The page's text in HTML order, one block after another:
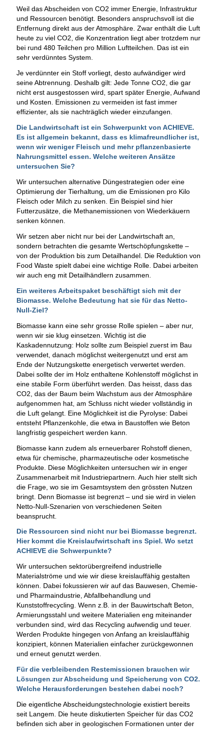
Weil das Abscheiden von CO2 immer Energie, Infrastruktur
und Ressourcen benötigt. Besonders anspruchsvoll ist die
Entfernung direkt aus der Atmosphäre. Zwar enthält die Luft
heute zu viel CO2, die Konzentration liegt aber trotzdem nur
bei rund 480 Teilchen pro Million Luftteilchen. Das ist ein
sehr verdünntes System.
Je verdünnter ein Stoff vorliegt, desto aufwändiger wird
seine Abtrennung. Deshalb gilt: Jede Tonne CO2, die gar
nicht erst ausgestossen wird, spart später Energie, Aufwand
und Kosten. Emissionen zu vermeiden ist fast immer
effizienter, als sie nachträglich wieder einzufangen.
Die Landwirtschaft ist ein Schwerpunkt von ACHIEVE.
Es ist allgemein bekannt, dass es klimafreundlicher ist,
wenn wir weniger Fleisch und mehr pflanzenbasierte
Nahrungsmittel essen. Welche weiteren Ansätze
untersuchen Sie?
Wir untersuchen alternative Düngestrategien oder eine
Optimierung der Tierhaltung, um die Emissionen pro Kilo
Fleisch oder Milch zu senken. Ein Beispiel sind hier
Futterzusätze, die Methanemissionen von Wiederkäuern
senken können.
Wir setzen aber nicht nur bei der Landwirtschaft an,
sondern betrachten die gesamte Wertschöpfungskette –
von der Produktion bis zum Detailhandel. Die Reduktion von
Food Waste spielt dabei eine wichtige Rolle. Dabei arbeiten
wir auch eng mit Detailhändlern zusammen.
Ein weiteres Arbeitspaket beschäftigt sich mit der
Biomasse. Welche Bedeutung hat sie für das Netto-
Null-Ziel?
Biomasse kann eine sehr grosse Rolle spielen – aber nur,
wenn wir sie klug einsetzen. Wichtig ist die
Kaskadennutzung: Holz sollte zum Beispiel zuerst im Bau
verwendet, danach möglichst weitergenutzt und erst am
Ende der Nutzungskette energetisch verwertet werden.
Dabei sollte der im Holz enthaltene Kohlenstoff möglichst in
eine stabile Form überführt werden. Das heisst, dass das
CO2, das der Baum beim Wachstum aus der Atmosphäre
aufgenommen hat, am Schluss nicht wieder vollständig in
die Luft gelangt. Eine Möglichkeit ist die Pyrolyse: Dabei
entsteht Pflanzenkohle, die etwa in Baustoffen wie Beton
langfristig gespeichert werden kann.
Biomasse kann zudem als erneuerbarer Rohstoff dienen,
etwa für chemische, pharmazeutische oder kosmetische
Produkte. Diese Möglichkeiten untersuchen wir in enger
Zusammenarbeit mit Industriepartnern. Auch hier stellt sich
die Frage, wo sie im Gesamtsystem den grössten Nutzen
bringt. Denn Biomasse ist begrenzt – und sie wird in vielen
Netto-Null-Szenarien von verschiedenen Seiten
beansprucht.
Die Ressourcen sind nicht nur bei Biomasse begrenzt.
Hier kommt die Kreislaufwirtschaft ins Spiel. Wo setzt
ACHIEVE die Schwerpunkte?
Wir untersuchen sektorübergreifend industrielle
Materialströme und wie wir diese kreislauffähig gestalten
können. Dabei fokussieren wir auf das Bauwesen, Chemie-
und Pharmaindustrie, Abfallbehandlung und
Kunststoffrecycling. Wenn z.B. in der Bauwirtschaft Beton,
Armierungsstahl und weitere Materialien eng miteinander
verbunden sind, wird das Recycling aufwendig und teuer.
Werden Produkte hingegen von Anfang an kreislauffähig
konzipiert, können Materialien einfacher zurückgewonnen
und erneut genutzt werden.
Für die verbleibenden Restemissionen brauchen wir
Lösungen zur Abscheidung und Speicherung von CO2.
Welche Herausforderungen bestehen dabei noch?
Die eigentliche Abscheidungstechnologie existiert bereits
seit Langem. Die heute diskutierten Speicher für das CO2
befinden sich aber in geologischen Formationen unter der